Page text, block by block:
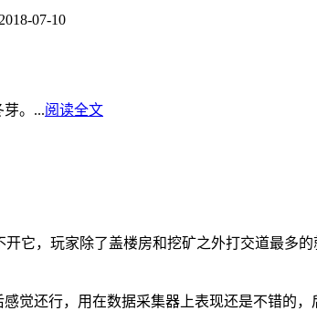
07-10
。...阅读全文
它，玩家除了盖楼房和挖矿之外打交道最多
感觉还行，用在数据采集器上表现还是不错的